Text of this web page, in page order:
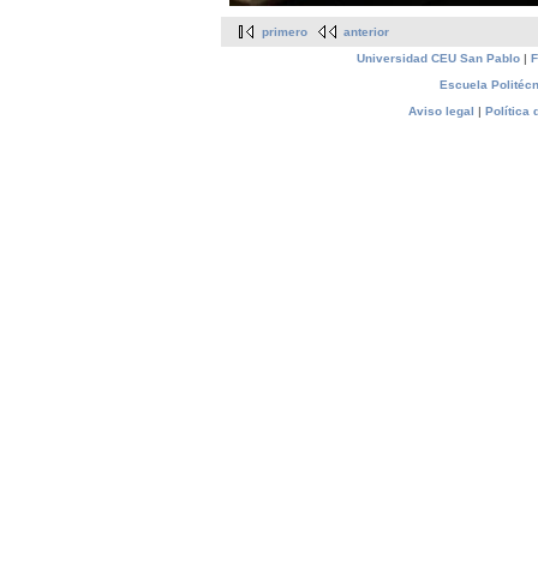
primero
anterior
Universidad CEU San Pablo|
Escuela
Aviso legal | Política